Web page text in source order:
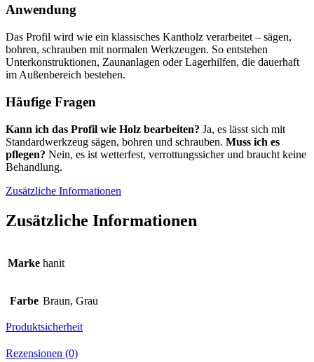
Anwendung
Das Profil wird wie ein klassisches Kantholz verarbeitet – sägen,
bohren, schrauben mit normalen Werkzeugen. So entstehen
Unterkonstruktionen, Zaunanlagen oder Lagerhilfen, die dauerhaft
im Außenbereich bestehen.
Häufige Fragen
Kann ich das Profil wie Holz bearbeiten? Ja, es lässt sich mit
Standardwerkzeug sägen, bohren und schrauben. Muss ich es
pflegen? Nein, es ist wetterfest, verrottungssicher und braucht keine
Behandlung.
Zusätzliche Informationen
Zusätzliche Informationen
Marke hanit
Farbe Braun, Grau
Produktsicherheit
Rezensionen (0)